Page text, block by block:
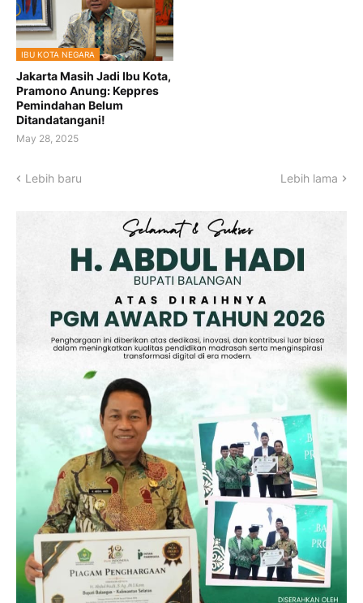
IBU KOTA NEGARA
Jakarta Masih Jadi Ibu Kota,
Pramono Anung: Keppres
Pemindahan Belum
Ditandatangani!
May 28, 2025
Lebih baru Lebih lama